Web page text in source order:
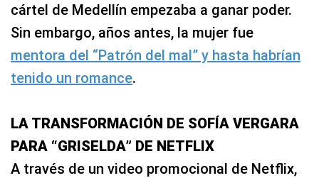
cártel de Medellín empezaba a ganar poder.
Sin embargo, años antes, la mujer fue
mentora del “Patrón del mal” y hasta habrían
tenido un romance.
LA TRANSFORMACIÓN DE SOFÍA VERGARA
PARA “GRISELDA” DE NETFLIX
A través de un video promocional de Netflix,